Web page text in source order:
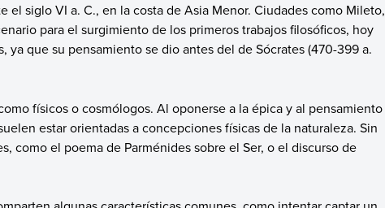
el siglo VI a. C., en la costa de Asia Menor. Ciudades como Mileto,
para el surgimiento de los primeros trabajos filosóficos, hoy
ya que su pensamiento se dio antes del de Sócrates (470-399 a.
físicos o cosmólogos. Al oponerse a la épica y al pensamiento
estar orientadas a concepciones físicas de la naturaleza. Sin
como el poema de Parménides sobre el Ser, o el discurso de